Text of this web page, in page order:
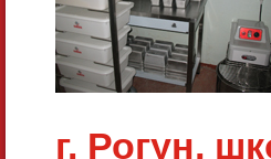
г. Рогун,